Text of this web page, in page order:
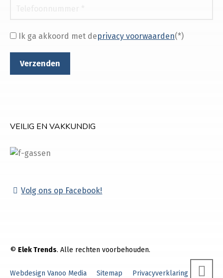
Ik ga akkoord met deprivacy voorwaarden(*)
VEILIG EN VAKKUNDIG
Volg ons op Facebook!
© Elek Trends. Alle rechten voorbehouden.
Webdesign Vanoo Media Sitemap Privacyverklaring